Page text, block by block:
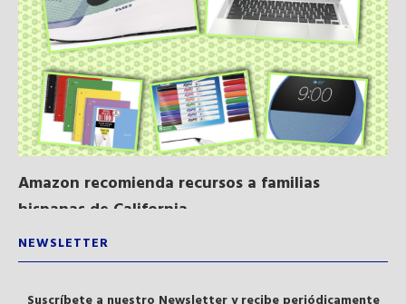
Amazon recomienda recursos a familias
hispanas de California...
NEWSLETTER